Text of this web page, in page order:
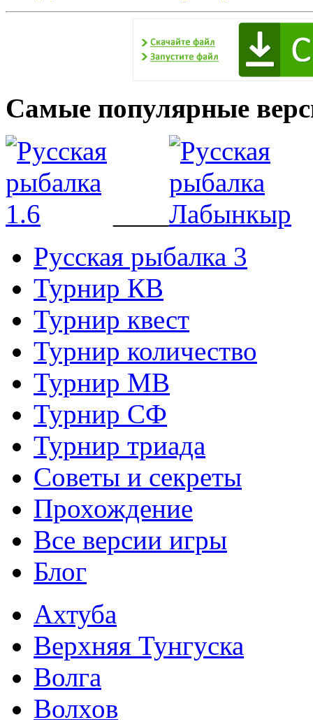
Самые популярные
Русская рыбалка 3
Турнир КВ
Турнир квест
Турнир количество
Турнир МВ
Турнир СФ
Турнир триада
Советы и секреты
Прохождение
Все версии игры
Блог
Ахтуба
Верхняя Тунгуска
Волга
Волхов